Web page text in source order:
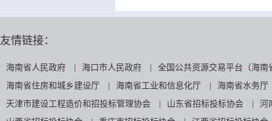
友情链接：
海南省人民政府 海口市人民政府
全国公共资源交易平台（海南
海南省住房和城乡建设厅
海南省工业和信息化厅
海南省水务厅
天津市建设工程造价和招投标管理协会
山东省招标投标协会
河